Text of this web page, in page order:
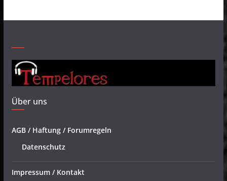
Über uns
AGB / Haftung / Forumregeln
Datenschutz
Impressum / Kontakt